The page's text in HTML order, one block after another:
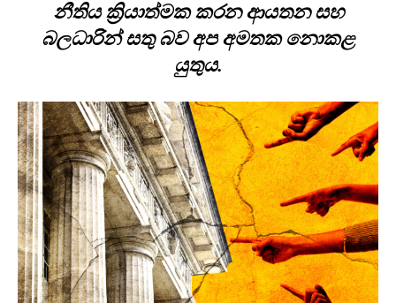
නීතිය ක්‍රියාත්මක කරන ආයතන සහ
බලධාරින් සතු බව අප අමතක නොකළ
යුතුය.